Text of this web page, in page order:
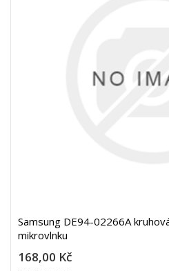
Samsung DE94-02266A
mikrovlnku
168,00 Kč